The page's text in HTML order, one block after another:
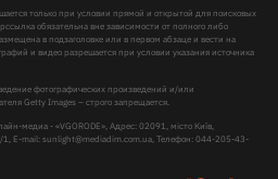
только при условии прямой и открытой для поисковых
обязательна вне зависимости от полного либо
в подзаголовке или в первом абзаце и вести на
и видео разрешается при условии указания источника
фотографических произведений и/или
Getty Images – строго запрещается.
медиа - «VGORODE», Адрес: 02091, місто Київ,
E-mail:sunlight@mediadim.com.ua, Телефон: 044-205-43-